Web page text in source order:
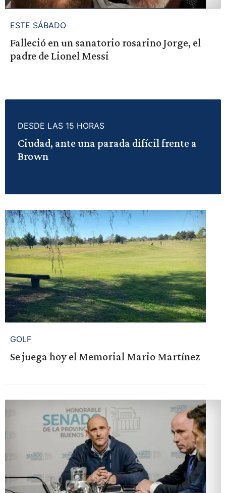
ESTE SÁBADO
Falleció en un sanatorio rosarino Jorge, el
padre de Lionel Messi
DESDE LAS 15 HORAS
Ciudad, ante una parada difícil frente a
Brown
GOLF
Se juega hoy el Memorial Mario Martínez